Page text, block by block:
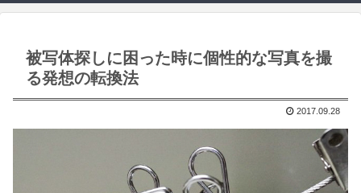
被写体探しに困った時に個性的な写真を撮
る発想の転換法
2017.09.28